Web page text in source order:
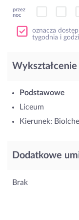
przez
noc
oznacza
tygodnia i
Wykształcenie
Podstawowe
Liceum
Kierunek:
Dodatkowe
Brak